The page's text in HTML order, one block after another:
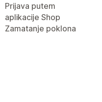
Prijava putem
aplikacije Shop
Zamatanje poklona